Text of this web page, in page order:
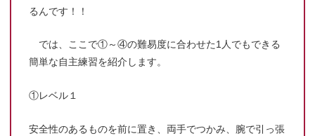
るんです！！
では、ここで①～④の難易度に合わせた1人でもできる
簡単な自主練習を紹介します。
①レベル１
安全性のあるものを前に置き、両手でつかみ、腕で引っ張